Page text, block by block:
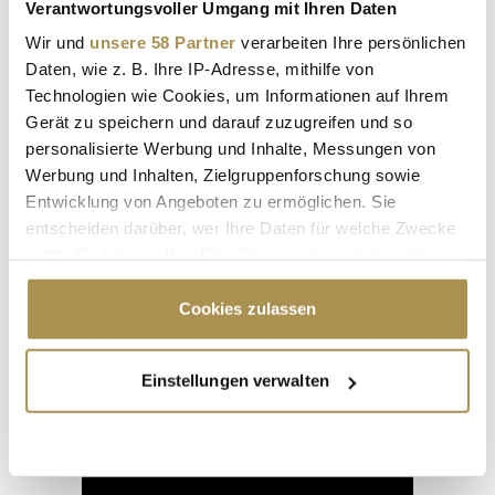
Verantwortungsvoller Umgang mit Ihren Daten
Wir und unsere 58 Partner verarbeiten Ihre persönlichen
Daten, wie z. B. Ihre IP-Adresse, mithilfe von
Technologien wie Cookies, um Informationen auf Ihrem
Gerät zu speichern und darauf zuzugreifen und so
personalisierte Werbung und Inhalte, Messungen von
Werbung und Inhalten, Zielgruppenforschung sowie
Entwicklung von Angeboten zu ermöglichen. Sie
entscheiden darüber, wer Ihre Daten für welche Zwecke
Cookie-Erklärung oder durch Klicken auf das Privacy
Trigger Symbol ändern oder widerrufen
Informationen über Ihre geografische Lage
erfassen, welche bis auf einige Meter genau sein
Cookies zulassen
Einstellungen verwalten
LEADERSNET.TV
LAUTSCHALTEN
"Die Leute wollen einen Skandal im
Sommerloch"